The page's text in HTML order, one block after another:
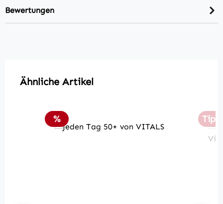
Bewertungen
Produktgalerie überspringen
Ähnliche Artikel
Rabatt
% Tipp